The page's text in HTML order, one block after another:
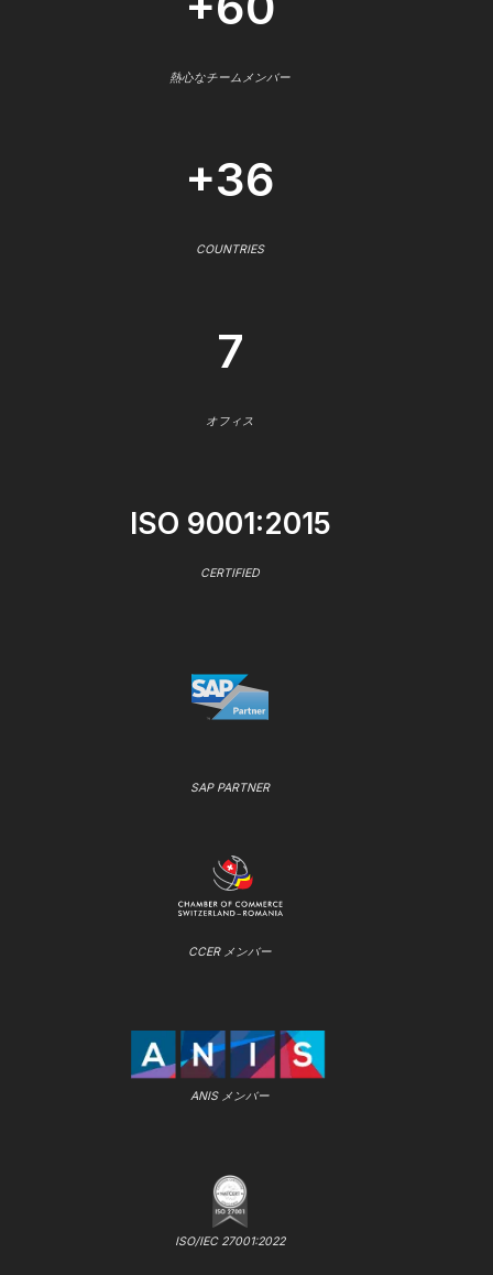
熱心なチームメンバー
+36
COUNTRIES
7
オフィス
ISO 9001:2015
CERTIFIED
SAP PARTNER
CCER メンバー
ANIS メンバー
ISO/IEC 27001:2022